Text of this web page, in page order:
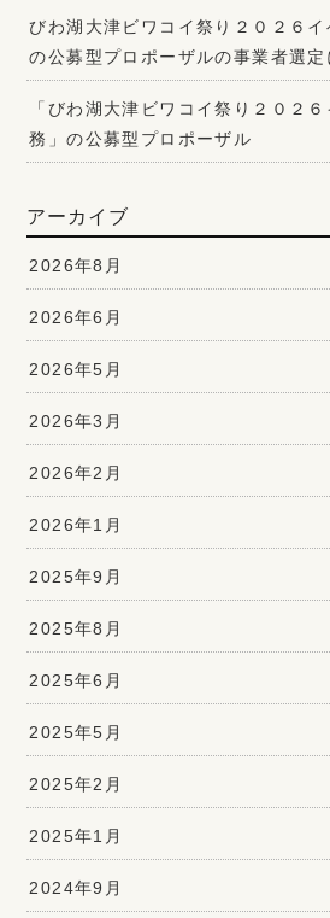
びわ湖大津ビワコイ祭り２０２６
の公募型プロポーザルの事業者選定
「びわ湖大津ビワコイ祭り２０２
務」の公募型プロポーザル
アーカイブ
2026年8月
2026年6月
2026年5月
2026年3月
2026年2月
2026年1月
2025年9月
2025年8月
2025年6月
2025年5月
2025年2月
2025年1月
2024年9月